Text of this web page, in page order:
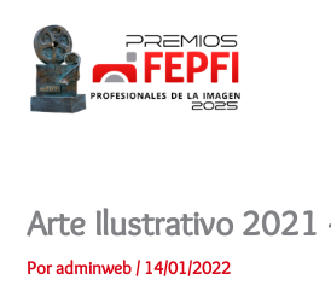
contenido
Arte Ilustrativo 2021
Poradminweb / 14/01/2022